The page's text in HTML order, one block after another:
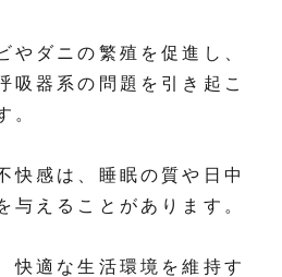
やダニの繁殖を促進し、
吸器系の問題を引き起こ
。
快感は、睡眠の質や日中
与えることがあります。
快適な生活環境を維持す